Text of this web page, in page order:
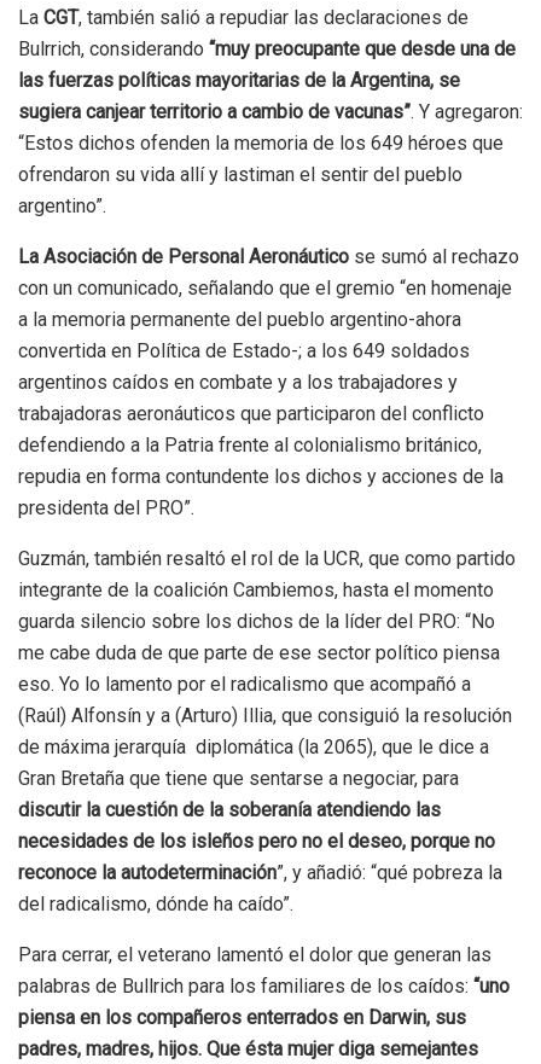
La CGT, también salió a repudiar las declaraciones de
Bulrrich, considerando “muy preocupante que desde una de
las fuerzas políticas mayoritarias de la Argentina, se
sugiera canjear territorio a cambio de vacunas”. Y agregaron:
“Estos dichos ofenden la memoria de los 649 héroes que
ofrendaron su vida allí y lastiman el sentir del pueblo
argentino”.
La Asociación de Personal Aeronáutico se sumó al rechazo
con un comunicado, señalando que el gremio “en homenaje
a la memoria permanente del pueblo argentino-ahora
convertida en Política de Estado-; a los 649 soldados
argentinos caídos en combate y a los trabajadores y
trabajadoras aeronáuticos que participaron del conflicto
defendiendo a la Patria frente al colonialismo británico,
repudia en forma contundente los dichos y acciones de la
presidenta del PRO”.
Guzmán, también resaltó el rol de la UCR, que como partido
integrante de la coalición Cambiemos, hasta el momento
guarda silencio sobre los dichos de la líder del PRO: “No
me cabe duda de que parte de ese sector político piensa
eso. Yo lo lamento por el radicalismo que acompañó a
(Raúl) Alfonsín y a (Arturo) Illia, que consiguió la resolución
de máxima jerarquía diplomática (la 2065), que le dice a
Gran Bretaña que tiene que sentarse a negociar, para
discutir la cuestión de la soberanía atendiendo las
necesidades de los isleños pero no el deseo, porque no
reconoce la autodeterminación”, y añadió: “qué pobreza la
del radicalismo, dónde ha caído”.
Para cerrar, el veterano lamentó el dolor que generan las
palabras de Bullrich para los familiares de los caídos: “uno
piensa en los compañeros enterrados en Darwin, sus
padres, madres, hijos. Que ésta mujer diga semejantes